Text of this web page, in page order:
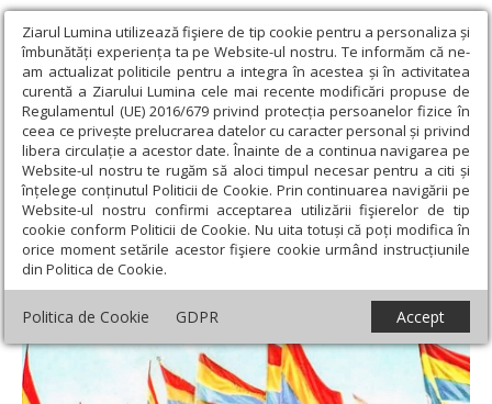
Ziarul Lumina utilizează fişiere de tip cookie pentru a personaliza și
îmbunătăți experiența ta pe Website-ul nostru. Te informăm că ne-
am actualizat politicile pentru a integra în acestea și în activitatea
curentă a Ziarului Lumina cele mai recente modificări propuse de
Regulamentul (UE) 2016/679 privind protecția persoanelor fizice în
ceea ce privește prelucrarea datelor cu caracter personal și privind
libera circulație a acestor date. Înainte de a continua navigarea pe
Website-ul nostru te rugăm să aloci timpul necesar pentru a citi și
înțelege conținutul Politicii de Cookie. Prin continuarea navigării pe
Website-ul nostru confirmi acceptarea utilizării fişierelor de tip
cookie conform Politicii de Cookie. Nu uita totuși că poți modifica în
orice moment setările acestor fişiere cookie urmând instrucțiunile
din Politica de Cookie.
Politica de Cookie GDPR Accept
Ziarul Lumina › Societate › Analiză › Ziua Națională a României
și făuritorii Unirii
Ziua Națională a României și făuritorii
Unirii